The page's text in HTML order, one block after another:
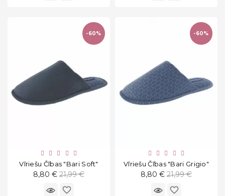
-60%
Vīriešu Čības "Bari Soft"
8,80 € Standarta
cena
21,99 €
favorite_border
-60%
Vīriešu Čības "Bari Grigio"
8,80 € Standarta
cena
21,99 €
favorite_border